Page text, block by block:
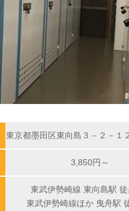
東京都墨田区東向島３－２－
3,850円～
東武伊勢崎線 東向島駅
東武伊勢崎線ほか 曳舟駅